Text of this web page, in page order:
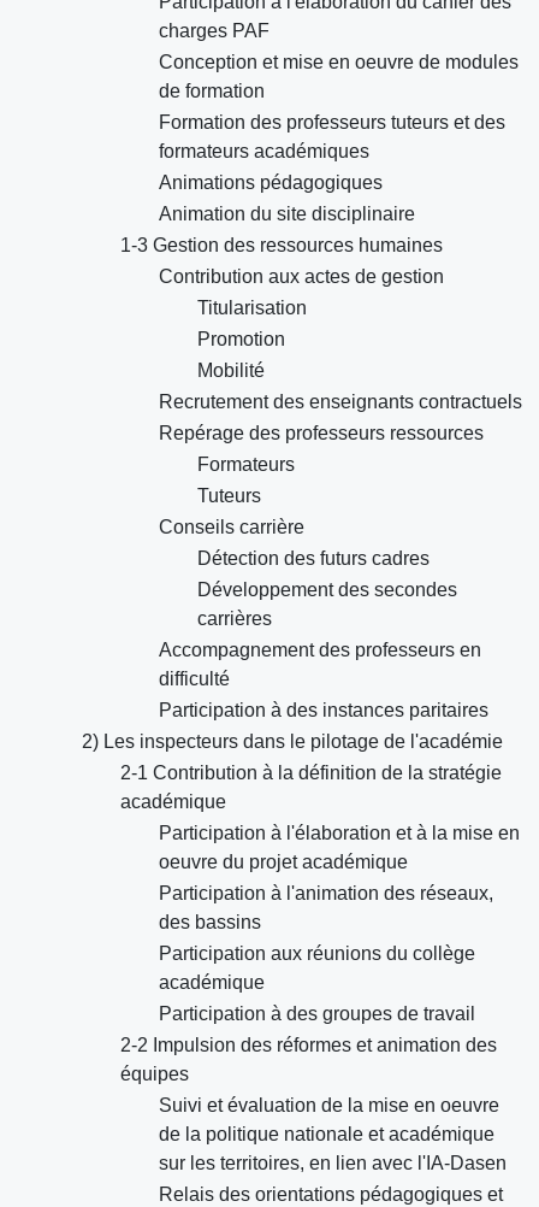
charges PAF
Conception et mise en oeuvre de modules
de formation
Formation des professeurs tuteurs et des
formateurs académiques
Animations pédagogiques
Animation du site disciplinaire
1-3 Gestion des ressources humaines
Contribution aux actes de gestion
Titularisation
Promotion
Mobilité
Recrutement des enseignants contractuels
Repérage des professeurs ressources
Formateurs
Tuteurs
Conseils carrière
Détection des futurs cadres
Développement des secondes
carrières
Accompagnement des professeurs en
difficulté
Participation à des instances paritaires
2) Les inspecteurs dans le pilotage de l'académie
2-1 Contribution à la définition de la stratégie
académique
Participation à l'élaboration et à la mise en
oeuvre du projet académique
Participation à l'animation des réseaux,
des bassins
Participation aux réunions du collège
académique
Participation à des groupes de travail
2-2 Impulsion des réformes et animation des
équipes
Suivi et évaluation de la mise en oeuvre
de la politique nationale et académique
sur les territoires, en lien avec l'IA-Dasen
Relais des orientations pédagogiques et